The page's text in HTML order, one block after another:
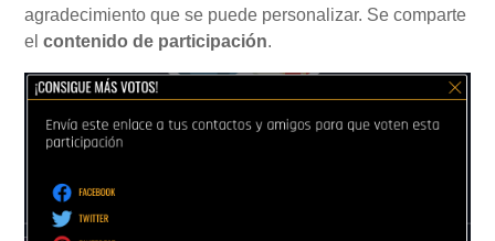
agradecimiento que se puede personalizar. Se comparte
elcontenido de participación.